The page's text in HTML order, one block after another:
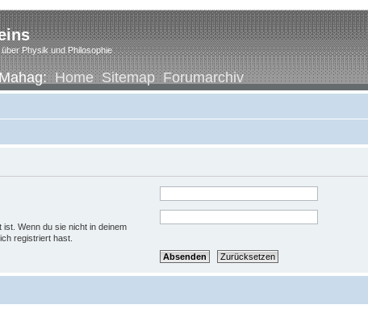
Physik und Philosophie
Home Sitemap Forumarchiv
Wenn du sie nicht in deinem
registriert hast.